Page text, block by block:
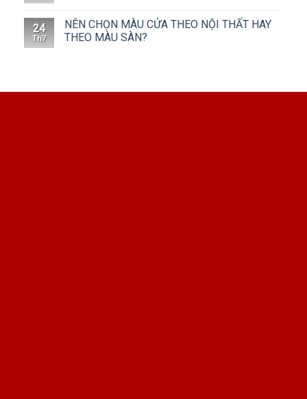
24
Th7
NÊN CHỌN MÀU CỬA THEO NỘI THẤT HAY
THEO MÀU SÀN?